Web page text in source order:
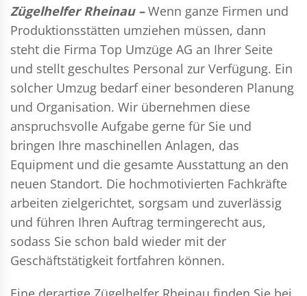
Zügelhelfer Rheinau – Wenn ganze Firmen und
Produktionsstätten umziehen müssen, dann
steht die Firma Top Umzüge AG an Ihrer Seite
und stellt geschultes Personal zur Verfügung. Ein
solcher Umzug bedarf einer besonderen Planung
und Organisation. Wir übernehmen diese
anspruchsvolle Aufgabe gerne für Sie und
bringen Ihre maschinellen Anlagen, das
Equipment und die gesamte Ausstattung an den
neuen Standort. Die hochmotivierten Fachkräfte
arbeiten zielgerichtet, sorgsam und zuverlässig
und führen Ihren Auftrag termingerecht aus,
sodass Sie schon bald wieder mit der
Geschäftstätigkeit fortfahren können.